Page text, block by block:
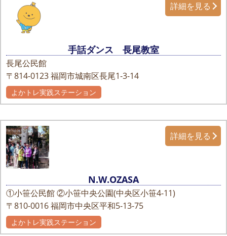
手話ダンス 長尾教室
長尾公民館
〒814-0123福岡市城南区長尾1-3-14
詳細を見る
よかトレ実践ステーション
N.W.OZASA
①小笹公民館 ②小笹中央公園(中央区小笹4-11)
〒810-0016福岡市中央区平和5-13-75
詳細を見る
よかトレ実践ステーション